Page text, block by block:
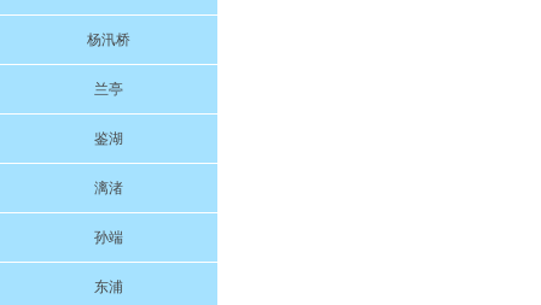
杨汛桥
兰亭
鉴湖
漓渚
孙端
东浦